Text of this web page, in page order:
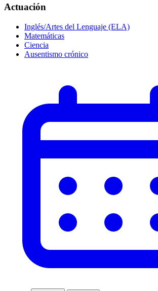
Actuación
Inglés/Artes del Lenguaje (ELA)
Matemáticas
Ciencia
Ausentismo crónico